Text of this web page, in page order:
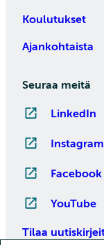
Koulutukset
Ajankohtaista
Seuraa meitä
LinkedIn
Instagram
Facebook
YouTube
Tilaa